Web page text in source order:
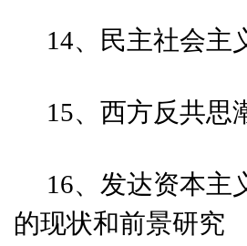
14、民主社会主
15、西方反共思
16、发达资本主
的现状和前景研究